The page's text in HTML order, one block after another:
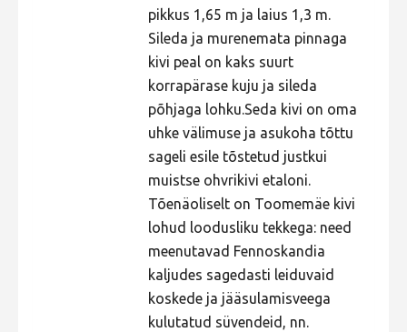
Фотоконкурс 2017
Фотоконкурс 2016
Фотоконкурс 2015
Фотоконкурс 2014
Фотоконкурс 2013
Фотоконкурс 2012
Фотоконкурс 2010
Фотоконкурс 2009
pikkus 1,65 m ja laius 1,3 m.
Sileda ja murenemata pinnaga
kivi peal on kaks suurt
korrapärase kuju ja sileda
põhjaga lohku.Seda kivi on oma
uhke välimuse ja asukoha tõttu
sageli esile tõstetud justkui
muistse ohvrikivi etaloni.
Tõenäoliselt on Toomemäe kivi
lohud loodusliku tekkega: need
meenutavad Fennoskandia
kaljudes sagedasti leiduvaid
koskede ja jääsulamisveega
kulutatud süvendeid, nn.